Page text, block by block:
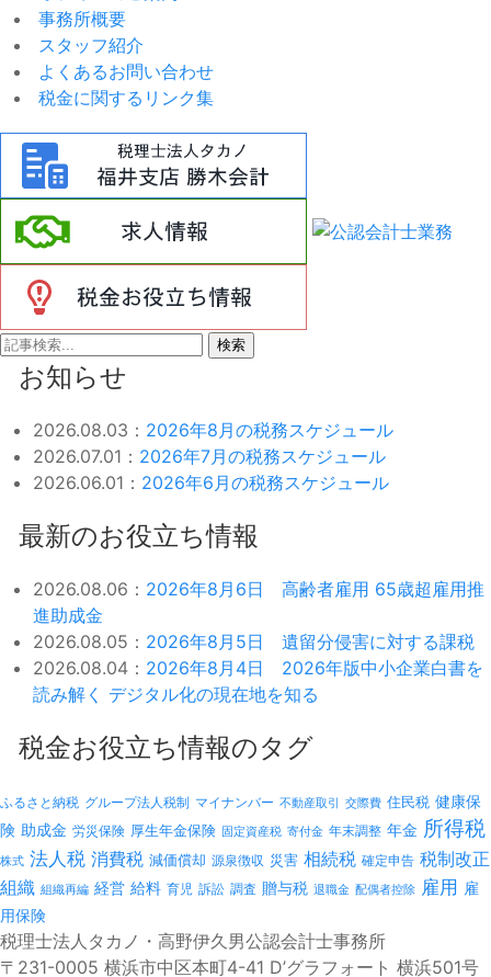
事務所概要
スタッフ紹介
よくあるお問い合わせ
税金に関するリンク集
検索
お知らせ
2026.08.03： 2026年8月の税務スケジュール
2026.07.01： 2026年7月の税務スケジュール
2026.06.01： 2026年6月の税務スケジュール
最新のお役立ち情報
2026.08.06： 2026年8月6日 高齢者雇用 65歳超雇用推
進助成金
2026.08.05： 2026年8月5日 遺留分侵害に対する課税
2026.08.04： 2026年8月4日 2026年版中小企業白書を
読み解く デジタル化の現在地を知る
税金お役立ち情報のタグ
ふるさと納税 グループ法人税制 マイナンバー 不動産取引 交際費 住民税 健康保
険 助成金 労災保険 厚生年金保険 固定資産税 寄付金 年末調整 年金 所得税
株式 法人税 消費税 減価償却 源泉徴収 災害 相続税 確定申告 税制改正
組織 組織再編 経営 給料 育児 訴訟 調査 贈与税 退職金 配偶者控除 雇用 雇
用保険
税理士法人タカノ・高野伊久男公認会計士事務所
〒231-0005 横浜市中区本町4-41 D’グラフォート 横浜501号